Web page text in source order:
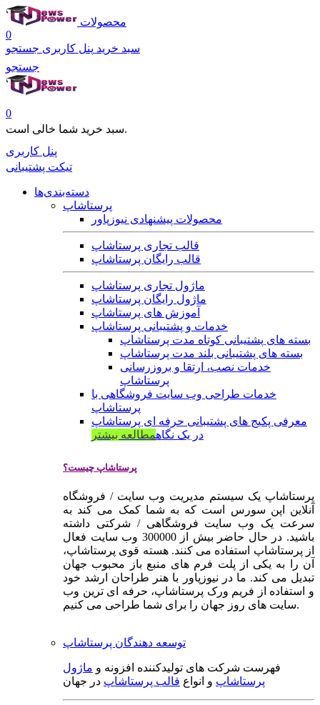
محصولات
0
سبد خرید پنل کاربری جستجو
جستجو
0
سبد خرید شما خالی است.
پنل کاربری
تیکت پشتیبانی
دسته‌بندی‌ها
پرستاشاپ
محصولات پیشنهادی نیوزپاور
قالب تجاری پرستاشاپ
قالب رایگان پرستاشاپ
ماژول تجاری پرستاشاپ
ماژول رایگان پرستاشاپ
آموزش های پرستاشاپ
خدمات و پشتیبانی پرستاشاپ
بسته های پشتیبانی کوتاه مدت پرستاشاپ
بسته های پشتیبانی بلند مدت پرستاشاپ
خدمات نصب، ارتقا و بروزرسانی
پرستاشاپ
خدمات طراحی وب سایت فروشگاهی با
پرستاشاپ
معرفی پکیج های پشتیبانی حرفه ای پرستاشاپ
در یک نگاهمطالعه بیشتر
پرستاشاپ چیست؟
پرستاشاپ یک سیستم مدیریت وب سایت / فروشگاه
آنلاین اپن سورس است که به شما کمک می کند به
سرعت یک وب سایت فروشگاهی / شرکتی داشته
باشید. در حال حاضر بیش از 300000 وب سایت فعال
از پرستاشاپ استفاده می کنند. هسته قوی پرستاشاپ،
آن را به یکی از پلت فرم های منبع باز محبوب جهان
تبدیل می کند. ما در نیوزپاور با هنر طراحان ارشد خود
و استفاده از فریم ورک پرستاشاپ، حرفه ای ترین وب
سایت های روز جهان را برای شما طراحی می کنیم.
توسعه دهندگان پرستاشاپ
فهرست شرکت های تولیدکننده افزونه و ماژول
پرستاشاپ و انواع قالب پرستاشاپ در جهان